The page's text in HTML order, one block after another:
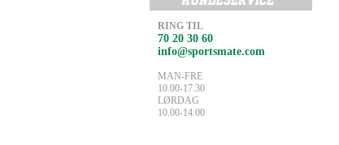
RING TIL
70 20 30 60
info@sportsmate.com
MAN-FRE
10.00-17.30
LØRDAG
10.00-14.00